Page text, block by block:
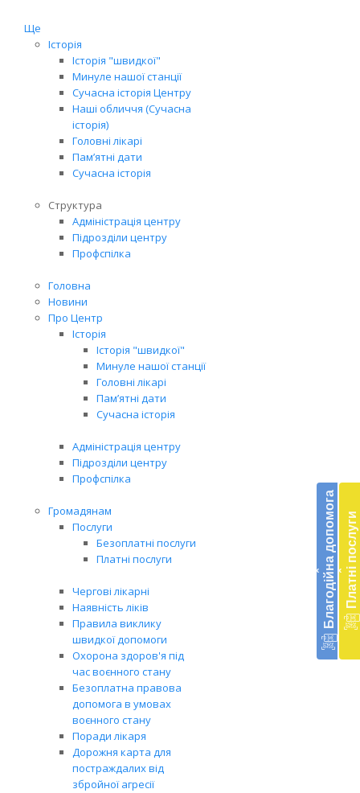
Ще
Історія
Історія "швидкої"
Минуле нашої станції
Сучасна історія Центру
Наші обличчя (Сучасна
історія)
Головні лікарі
Пам’ятні дати
Сучасна історія
Структура
Адміністрація центру
Підрозділи центру
Профспілка
Головна
Новини
Про Центр
Історія
Історія "швидкої"
Минуле нашої станції
Головні лікарі
Пам’ятні дати
Сучасна історія
Адміністрація центру
Підрозділи центру
Профспілка
Громадянам
Послуги
Безоплатні послуги
Платні послуги
Чергові лікарні
Наявність ліків
Правила виклику
швидкої допомоги
Охорона здоров'я під
час воєнного стану
Безоплатна правова
допомога в умовах
воєнного стану
Поради лікаря
Дорожня карта для
постраждалих від
збройної агресії
‹ Благодійна допомога ‹ Платні послуги